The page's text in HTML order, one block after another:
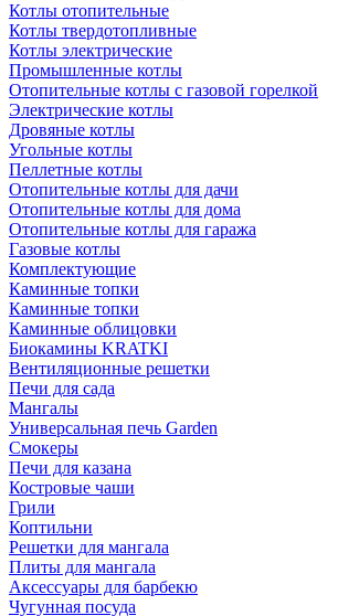
Котлы отопительные
Котлы твердотопливные
Котлы электрические
Промышленные котлы
Отопительные котлы с газовой горелкой
Электрические котлы
Дровяные котлы
Угольные котлы
Пеллетные котлы
Отопительные котлы для дачи
Отопительные котлы для дома
Отопительные котлы для гаража
Газовые котлы
Комплектующие
Каминные топки
Каминные топки
Каминные облицовки
Биокамины KRATKI
Вентиляционные решетки
Печи для сада
Мангалы
Универсальная печь Garden
Смокеры
Печи для казана
Костровые чаши
Грили
Коптильни
Решетки для мангала
Плиты для мангала
Аксессуары для барбекю
Чугунная посуда